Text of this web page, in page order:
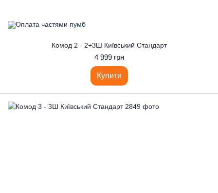
Комод 2 - 2+3Ш Київський Стандарт
4 999 грн
Купити